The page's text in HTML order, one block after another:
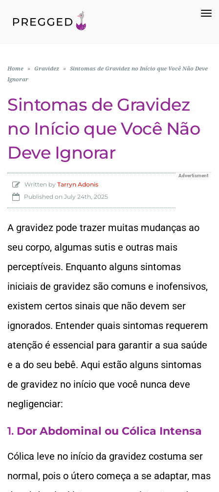
Home » Gravidez »
Sintomas de Gravidez no Início que Você Não Deve
Ignorar
Sintomas de Gravidez
no Início que Você Não
Deve Ignorar
Advertisment
Written by Tarryn Adonis
Published on July 24th, 2025
A gravidez pode trazer muitas mudanças ao
seu corpo, algumas sutis e outras mais
perceptíveis. Enquanto alguns sintomas
iniciais de gravidez são comuns e inofensivos,
existem certos sinais que não devem ser
ignorados. Entender quais sintomas requerem
atenção é essencial para garantir a sua saúde
e a do seu bebê. Aqui estão alguns sintomas
de gravidez no início que você nunca deve
negligenciar:
1. Dor Abdominal ou Cólica Intensa
Cólica leve no início da gravidez costuma ser
normal, pois o útero começa a se adaptar, mas